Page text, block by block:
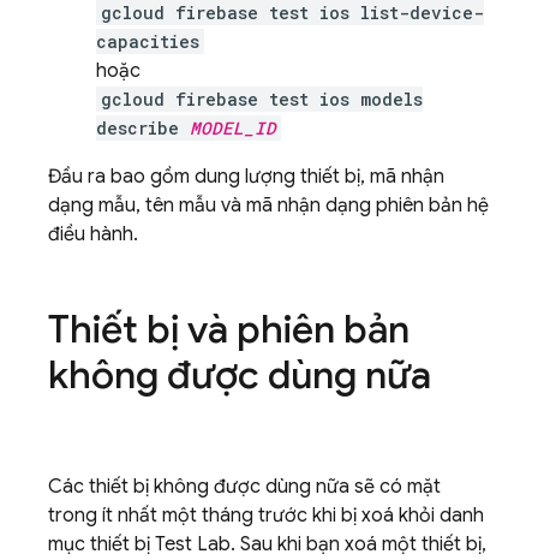
gcloud firebase test ios list-device-
capacities
hoặc
gcloud firebase test ios models
describe MODEL_ID
Đầu ra bao gồm dung lượng thiết bị, mã nhận
dạng mẫu, tên mẫu và mã nhận dạng phiên bản hệ
điều hành.
Thiết bị và phiên bản
không được dùng nữa
Các thiết bị không được dùng nữa sẽ có mặt
trong ít nhất một tháng trước khi bị xoá khỏi danh
mục thiết bị Test Lab. Sau khi bạn xoá một thiết bị,